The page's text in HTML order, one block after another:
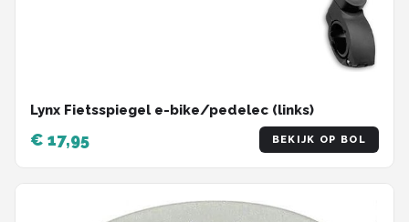
Lynx Fietsspiegel e-bike/pedelec (links)
€ 17,95 BEKIJK OP BOL